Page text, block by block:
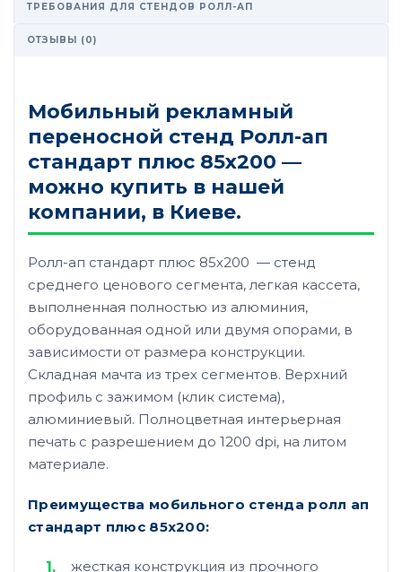
ТРЕБОВАНИЯ ДЛЯ СТЕНДОВ РОЛЛ-АП
ОТЗЫВЫ (0)
Мобильный рекламный
переносной стенд Ролл-ап
стандарт плюс 85х200 —
можно купить в нашей
компании, в Киеве.
Ролл-ап стандарт плюс 85х200 — стенд
среднего ценового сегмента, легкая кассета,
выполненная полностью из алюминия,
оборудованная одной или двумя опорами, в
зависимости от размера конструкции.
Складная мачта из трех сегментов. Верхний
профиль с зажимом (клик система),
алюминиевый. Полноцветная интерьерная
печать с разрешением до 1200 dpi, на литом
материале.
Преимущества мобильного стенда ролл ап
стандарт плюс 85х200:
жесткая конструкция из прочного